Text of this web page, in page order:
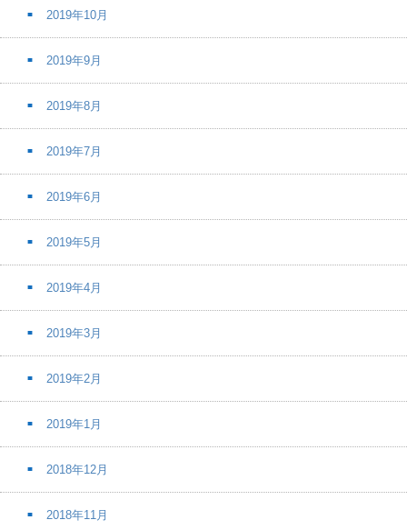
2019年10月
2019年9月
2019年8月
2019年7月
2019年6月
2019年5月
2019年4月
2019年3月
2019年2月
2019年1月
2018年12月
2018年11月